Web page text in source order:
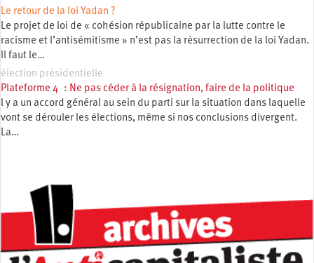
Le retour de la loi Yadan ?
Le projet de loi de « cohésion républicaine par la lutte contre le
racisme et l’antisémitisme » n’est pas la résurrection de la loi Yadan.
Il faut le…
élection présidentielle
Plateforme 4 : Ne pas céder à la résignation, faire de la politique
l y a un accord général au sein du parti sur la situation dans laquelle
vont se dérouler les élections, même si nos conclusions divergent.
La…